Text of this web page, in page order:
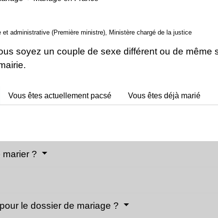
administrative (Première ministre), Ministère chargé de la justice
soyez un couple de sexe différent ou de même
Vous êtes actuellement pacsé Vous êtes déjà marié
?
le dossier de mariage ?